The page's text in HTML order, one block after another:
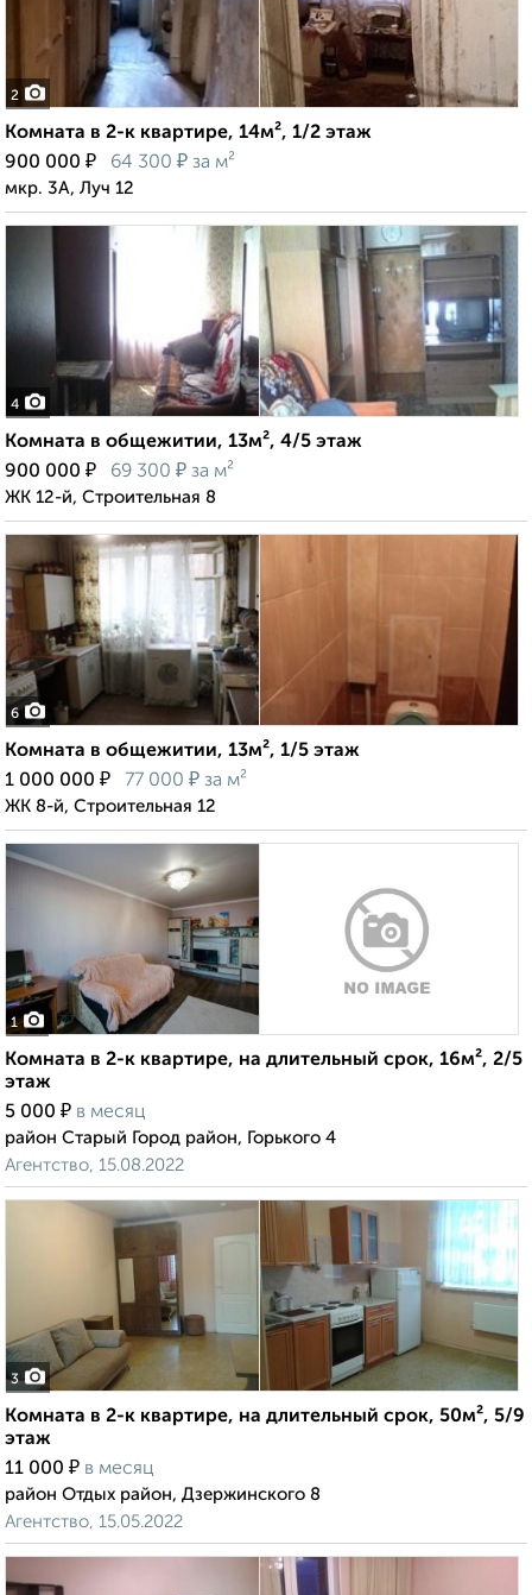
2
Комната в 2-к квартире, 14м², 1/2 этаж
900 000 ₽ 64 300 ₽ за м²
мкр. 3А, Луч 12
4
Комната в общежитии, 13м², 4/5 этаж
900 000 ₽ 69 300 ₽ за м²
ЖК 12-й, Строительная 8
6
Комната в общежитии, 13м², 1/5 этаж
1 000 000 ₽ 77 000 ₽ за м²
ЖК 8-й, Строительная 12
1
Комната в 2-к квартире, на длительный срок, 16м², 2/5
этаж
5 000 ₽ в месяц
район Старый Город район, Горького 4
Агентство, 15.08.2022
3
Комната в 2-к квартире, на длительный срок, 50м², 5/9
этаж
11 000 ₽ в месяц
район Отдых район, Дзержинского 8
Агентство, 15.05.2022